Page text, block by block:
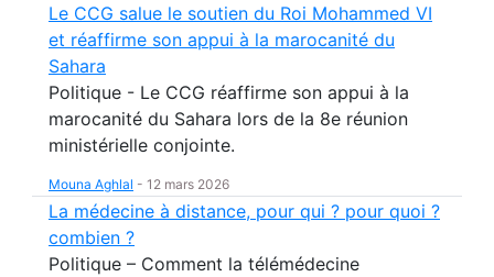
Le CCG salue le soutien du Roi Mohammed VI
et réaffirme son appui à la marocanité du
Sahara
Politique - Le CCG réaffirme son appui à la
marocanité du Sahara lors de la 8e réunion
ministérielle conjointe.
Mouna Aghlal - 12 mars 2026
La médecine à distance, pour qui ? pour quoi ?
combien ?
Politique – Comment la télémédecine